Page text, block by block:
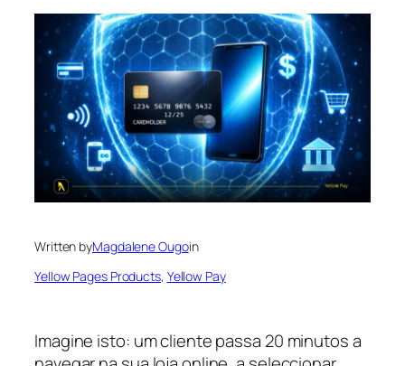
Written byMagdalene Ougoin
Yellow Pages Products, Yellow Pay
Imagine isto: um cliente passa 20 minutos a